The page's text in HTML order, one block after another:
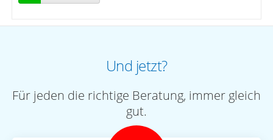
Und jetzt?
Für jeden die richtige Beratung, immer gleich
gut.